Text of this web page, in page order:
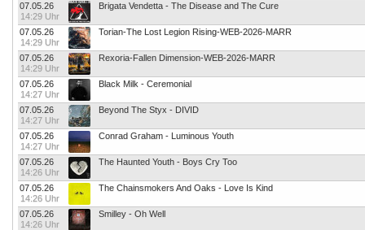
07.05.26
14:29 Uhr
Brigata Vendetta - The Disease and The Cure
07.05.26
14:29 Uhr
Torian-The Lost Legion Rising-WEB-2026-MARR
07.05.26
14:29 Uhr
Rexoria-Fallen Dimension-WEB-2026-MARR
07.05.26
14:27 Uhr
Black Milk - Ceremonial
07.05.26
14:27 Uhr
Beyond The Styx - DIVID
07.05.26
14:27 Uhr
Conrad Graham - Luminous Youth
07.05.26
14:26 Uhr
The Haunted Youth - Boys Cry Too
07.05.26
14:26 Uhr
The Chainsmokers And Oaks - Love Is Kind
07.05.26
14:26 Uhr
Smilley - Oh Well